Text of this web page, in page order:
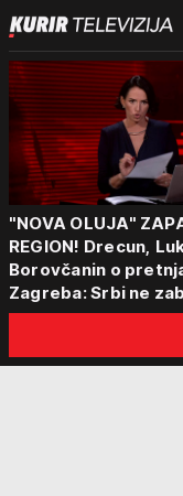
"NOVA OLUJA"
REGION! Drecun,
Borovčanin o
Zagreba: Srbi ne
progon